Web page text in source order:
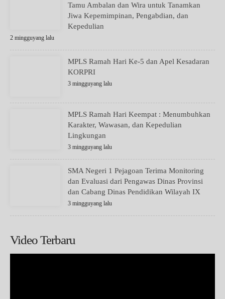
Tamu Ambalan dan Wira untuk Tanamkan
Jiwa Kepemimpinan, Pengabdian, dan
Kepedulian
2 mingguyang lalu
MPLS Ramah Hari Ke-5 dan Apel Kesadaran
KORPRI
3 mingguyang lalu
MPLS Ramah Hari Keempat : Menumbuhkan
Karakter, Wawasan, dan Kepedulian
Lingkungan
3 mingguyang lalu
SMA Negeri 1 Pejagoan Terima Monitoring
dan Evaluasi dari Pengawas Dinas Provinsi
dan Cabang Dinas Pendidikan Wilayah IX
3 mingguyang lalu
Video Terbaru